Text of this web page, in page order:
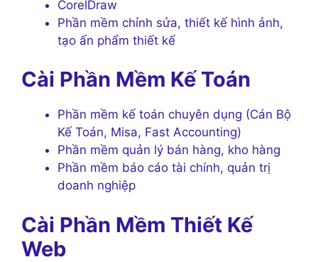
CorelDraw
Phần mềm chỉnh sửa, thiết kế hình ảnh,
tạo ấn phẩm thiết kế
Cài Phần Mềm Kế Toán
Phần mềm kế toán chuyên dụng (Cán Bộ
Kế Toán, Misa, Fast Accounting)
Phần mềm quản lý bán hàng, kho hàng
Phần mềm báo cáo tài chính, quản trị
doanh nghiệp
Cài Phần Mềm Thiết Kế
Web